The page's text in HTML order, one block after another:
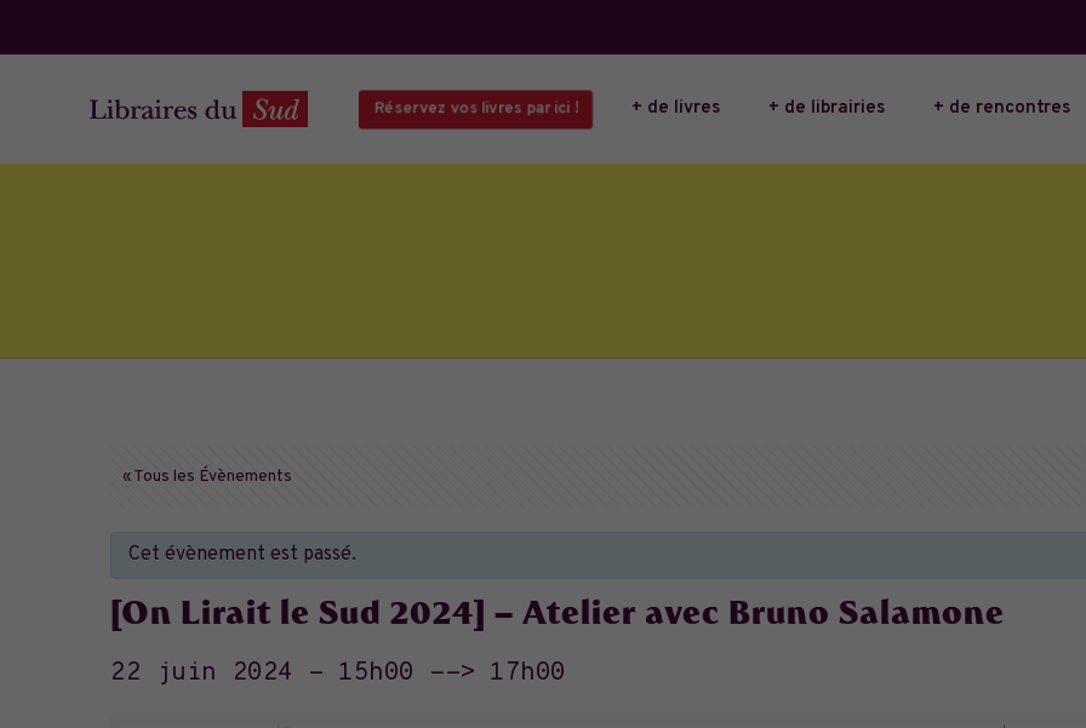
Réservez vos livres par ici ! + de livres + de librairies + de rencontres
« Tous les Évènements
Cet évènement est passé.
[On Lirait le Sud 2024] – Atelier avec Bruno Salamone
22 juin 2024 - 15h00 --> 17h00